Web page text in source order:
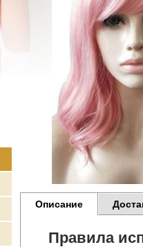
Описание
Правила